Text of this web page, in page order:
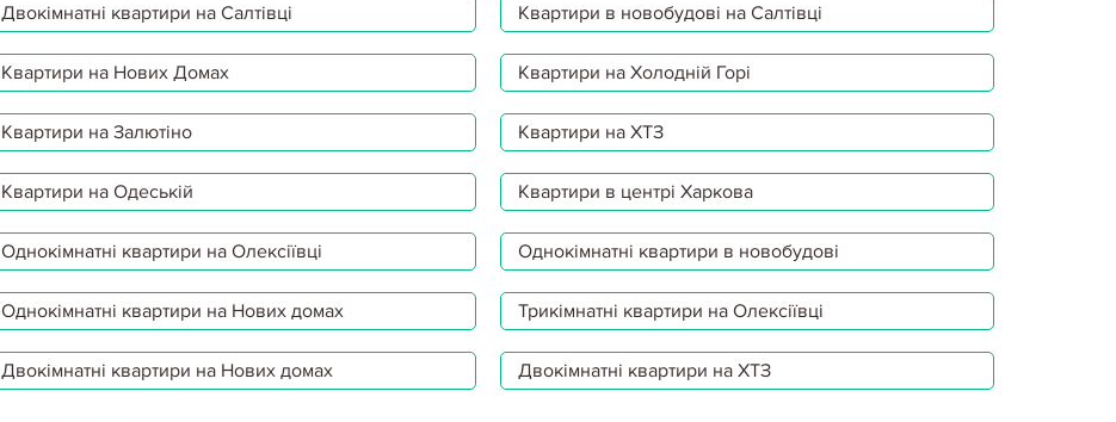
Двокімнатні квартири на Салтівці Квартири в новобудові на Салтівці
Квартири на Нових Домах Квартири на Холодній Горі
Квартири на Залютіно Квартири на ХТЗ
Квартири на Одеській Квартири в центрі Харкова
Однокімнатні квартири на Олексіївці Однокімнатні квартири в новобудові
Однокімнатні квартири на Нових домах Трикімнатні квартири на Олексіївці
Двокімнатні квартири на Нових домах Двокімнатні квартири на ХТЗ